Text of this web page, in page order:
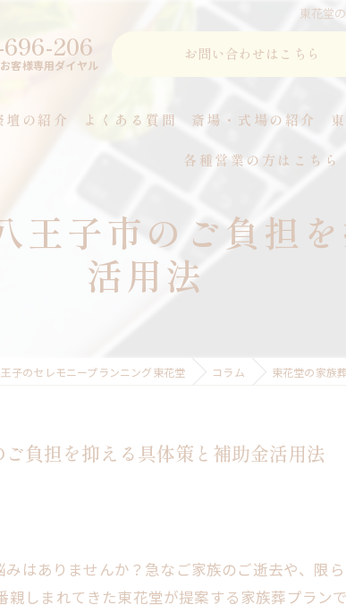
東花堂
206
客様専用ダイヤル
お問い合わせはこちら
壇の紹介 よくある質問 斎場・式場の紹介
各種営業の方はこちら
王子市のご負担
活用法
子のセレモニープランニング東花堂 コラム 東花堂の家族
負担を抑える具体策と補助金活用法
はありませんか？急なご家族のご逝去や、限
しまれてきた東花堂が提案する家族葬プラン